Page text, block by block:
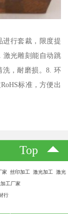
进行套裁，限度提
激光雕刻能自动跳
，耐磨损。8. 环
标准，方便出
Top
家 丝印加工 激光加工 激光
工厂家
行